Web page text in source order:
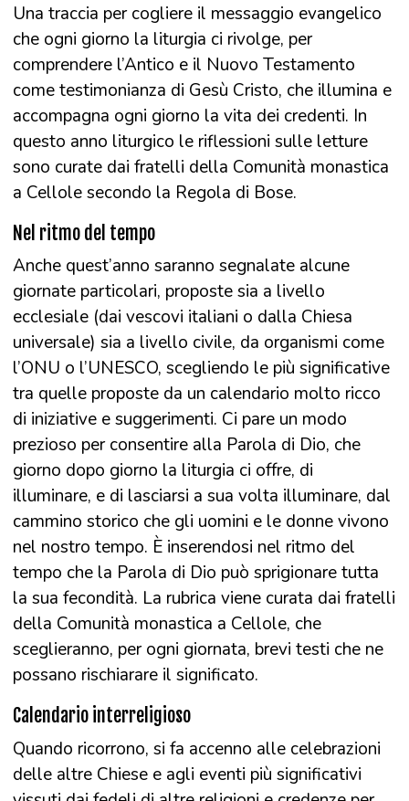
Una traccia per cogliere il messaggio evangelico
che ogni giorno la liturgia ci rivolge, per
comprendere l’Antico e il Nuovo Testamento
come testimonianza di Gesù Cristo, che illumina e
accompagna ogni giorno la vita dei credenti. In
questo anno liturgico le riflessioni sulle letture
sono curate dai fratelli della Comunità monastica
a Cellole secondo la Regola di Bose.
Nel ritmo del tempo
Anche quest’anno saranno segnalate alcune
giornate particolari, proposte sia a livello
ecclesiale (dai vescovi italiani o dalla Chiesa
universale) sia a livello civile, da organismi come
l’ONU o l’UNESCO, scegliendo le più significative
tra quelle proposte da un calendario molto ricco
di iniziative e suggerimenti. Ci pare un modo
prezioso per consentire alla Parola di Dio, che
giorno dopo giorno la liturgia ci offre, di
illuminare, e di lasciarsi a sua volta illuminare, dal
cammino storico che gli uomini e le donne vivono
nel nostro tempo. È inserendosi nel ritmo del
tempo che la Parola di Dio può sprigionare tutta
la sua fecondità. La rubrica viene curata dai fratelli
della Comunità monastica a Cellole, che
sceglieranno, per ogni giornata, brevi testi che ne
possano rischiarare il significato.
Calendario interreligioso
Quando ricorrono, si fa accenno alle celebrazioni
delle altre Chiese e agli eventi più significativi